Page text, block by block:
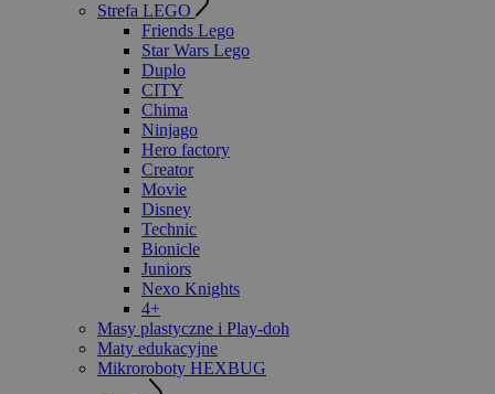
Strefa LEGO
Friends Lego
Star Wars Lego
Duplo
CITY
Chima
Ninjago
Hero factory
Creator
Movie
Disney
Technic
Bionicle
Juniors
Nexo Knights
4+
Masy plastyczne i Play-doh
Maty edukacyjne
Mikroroboty HEXBUG